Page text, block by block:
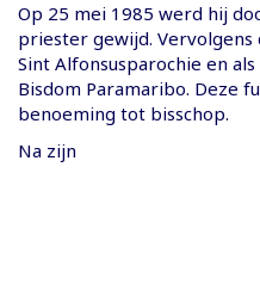
Op 25 mei 1985 werd hij
priester gewijd. Vervolgens
Sint Alfonsusparochie en
Bisdom Paramaribo. Deze
benoeming tot bisschop.
Na zijn